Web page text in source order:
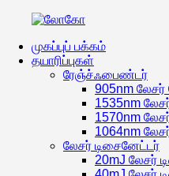
முகப்புப் பக்கம்
தயாரிப்புகள்
ரேஞ்ச்ஃபைண்டர்
905nm
1535nm
1570nm
1064nm
லேசர் டிசைனேட்டர்
20mJ லேசர்